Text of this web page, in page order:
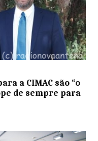
a CIMAC são “o
de sempre para